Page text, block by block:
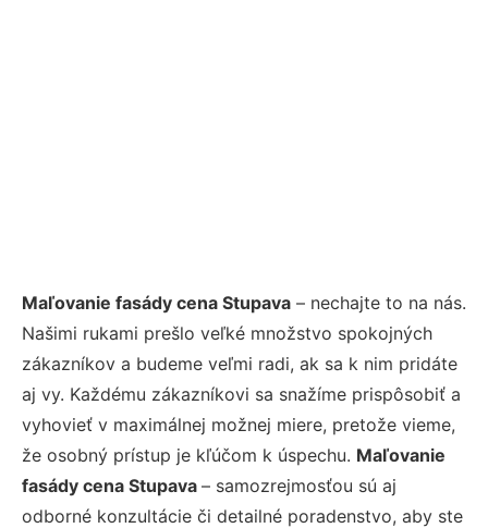
Maľovanie fasády cena Stupava – nechajte to na nás.
Našimi rukami prešlo veľké množstvo spokojných
zákazníkov a budeme veľmi radi, ak sa k nim pridáte
aj vy. Každému zákazníkovi sa snažíme prispôsobiť a
vyhovieť v maximálnej možnej miere, pretože vieme,
že osobný prístup je kľúčom k úspechu. Maľovanie
fasády cena Stupava – samozrejmosťou sú aj
odborné konzultácie či detailné poradenstvo, aby ste